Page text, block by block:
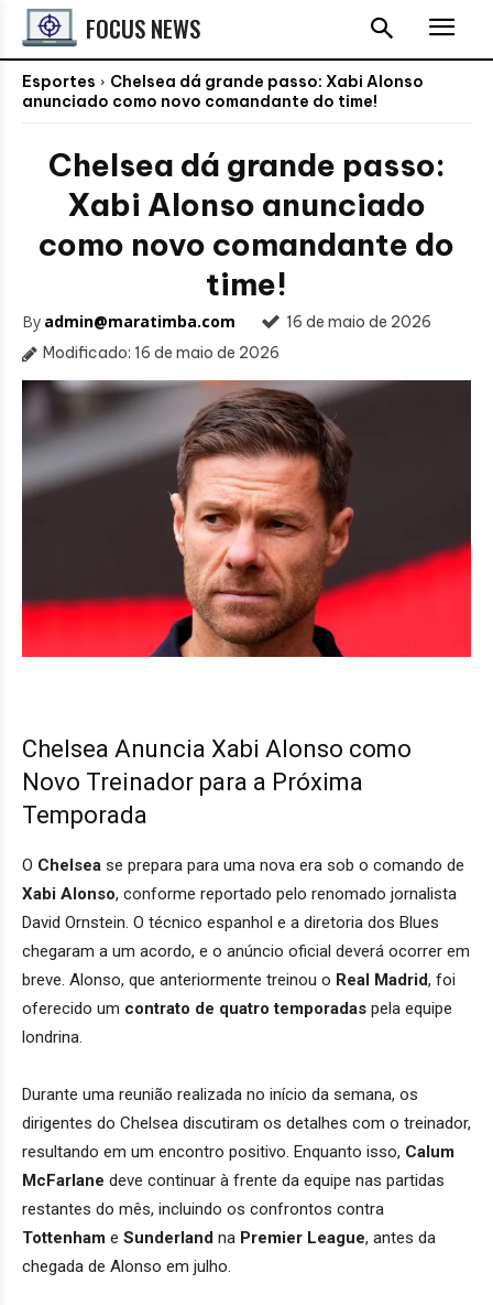
FOCUS NEWS
Esportes
Chelsea dá grande passo: Xabi Alonso
anunciado como novo comandante do time!
Chelsea dá grande passo:
Xabi Alonso anunciado
como novo comandante do
time!
By admin@maratimba.com
16 de maio de 2026
Modificado: 16 de maio de 2026
Chelsea Anuncia Xabi Alonso como
Novo Treinador para a Próxima
Temporada
O Chelsea se prepara para uma nova era sob o comando de
Xabi Alonso, conforme reportado pelo renomado jornalista
David Ornstein. O técnico espanhol e a diretoria dos Blues
chegaram a um acordo, e o anúncio oficial deverá ocorrer em
breve. Alonso, que anteriormente treinou o Real Madrid, foi
oferecido um contrato de quatro temporadas pela equipe
londrina.
Durante uma reunião realizada no início da semana, os
dirigentes do Chelsea discutiram os detalhes com o treinador,
resultando em um encontro positivo. Enquanto isso, Calum
McFarlane deve continuar à frente da equipe nas partidas
restantes do mês, incluindo os confrontos contra
Tottenham e Sunderland na Premier League, antes da
chegada de Alonso em julho.